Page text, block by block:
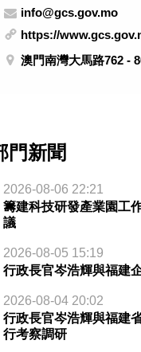
info@gcs.gov.mo
https://
澳門南灣大馬路762 -
門新聞
2026-08-06 22:21
籌建科技研發產業園工
議
2026-08-05 15:19
行政長官岑浩輝與福建
2026-08-04 20:02
行政長官岑浩輝與福建
行考察調研